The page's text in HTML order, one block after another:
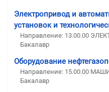
Электропривод и
установок и
Направление: 13.00.00
Бакалавр
Оборудование
Направление: 15.00.00
Бакалавр